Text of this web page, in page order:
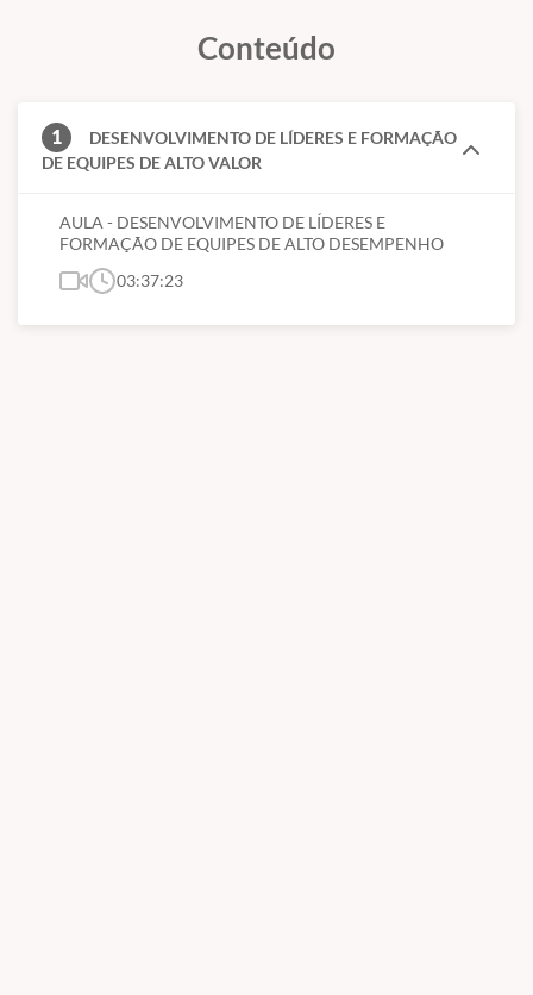
Práticas para construção de equipes de alto desempenho
Conteúdo
1
DESENVOLVIMENTO DE LÍDERES E FORMAÇÃO
DE EQUIPES DE ALTO VALOR
AULA - DESENVOLVIMENTO DE LÍDERES E
FORMAÇÃO DE EQUIPES DE ALTO DESEMPENHO
03:37:23